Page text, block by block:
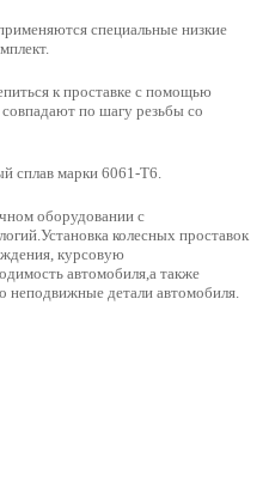
специальные низкие
к проставке с помощью
по шагу резьбы со
сплав марки 6061-Т6.
оборудовании с
колесных проставок
курсовую
автомобиля,а также
неподвижные детали автомобиля.